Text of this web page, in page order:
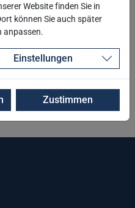
Website finden Sie in
können Sie auch später
anpassen.
Einstellungen
Zustimmen